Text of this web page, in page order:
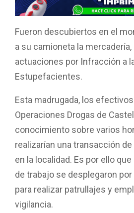
b
o
o
k
s
A
p
p
er
p
ar
tir
Fueron descubiertos en el
a su camioneta la
actuaciones por Infracción a
Estupefacientes.
Esta madrugada, los
Operaciones Drogas de
conocimiento sobre varios
realizarían una transacción
en la localidad. Es por ello
de trabajo se desplegaron
para realizar patrullajes y
vigilancia.